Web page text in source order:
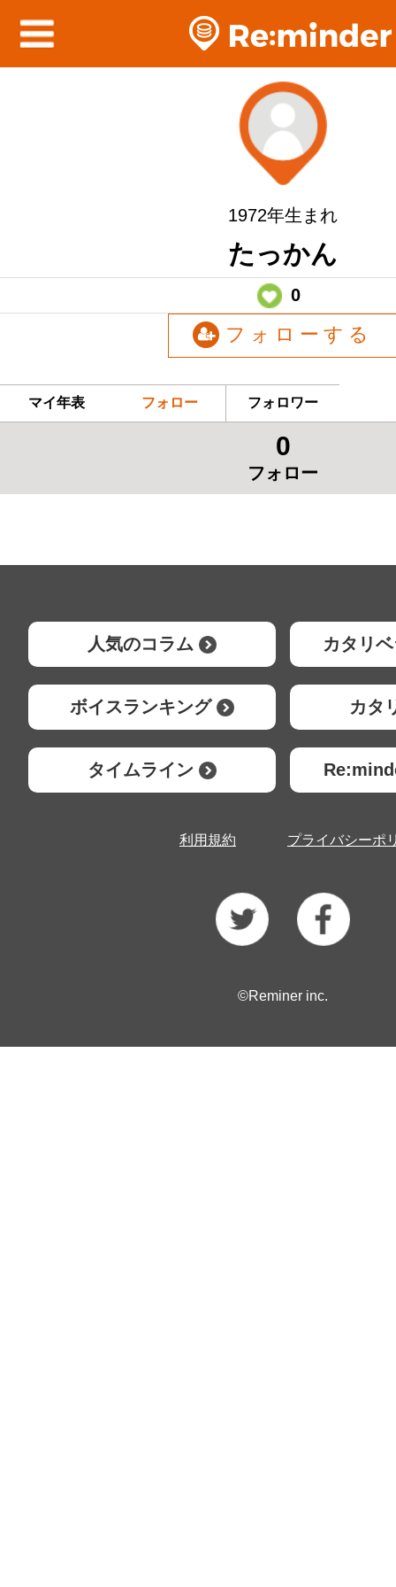
1972年生まれ
たっかん
0
フォローする
マイ年表 フォロー フォロワー
0
フォロー
人気のコラム カタリ
ボイスランキング カタ
タイムライン
利用規約 プライバシーポ
©Reminer inc.